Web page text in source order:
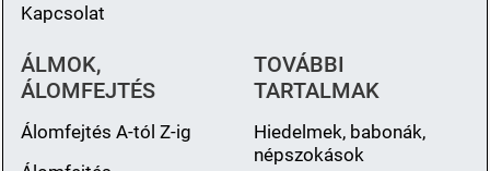
Kapcsolat
ÁLMOK,
ÁLOMFEJTÉS
Álomfejtés A-tól Z-ig
TOVÁBBI
TARTALMAK
Hiedelmek, babonák,
népszokások